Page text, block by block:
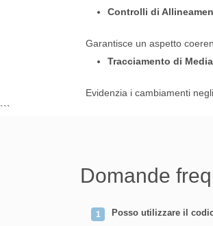
Controlli di
Garantisce un aspetto
Tracciamento di
Evidenzia i cambiamenti
```
Domande
Posso utilizzare il